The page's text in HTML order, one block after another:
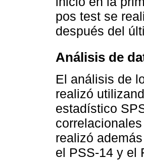
pos test se
después del
Análisis de
El análisis de
realizó
estadístico
realizó
el PSS-14 y el